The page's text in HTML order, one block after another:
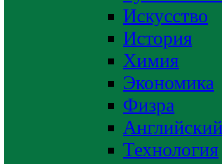
Искусство
История
Химия
Экономика
Физра
Технология